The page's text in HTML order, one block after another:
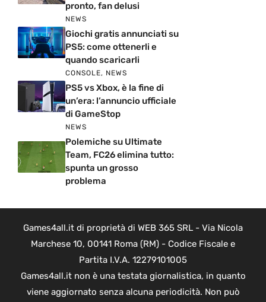
pronto, fan delusi
NEWS
Giochi gratis annunciati su
PS5: come ottenerli e
quando scaricarli
CONSOLE, NEWS
PS5 vs Xbox, è la fine di
un’era: l’annuncio ufficiale
di GameStop
NEWS
Polemiche su Ultimate
Team, FC26 elimina tutto:
spunta un grosso
problema
Games4all.it di proprietà di WEB 365 SRL - Via Nicola
Marchese 10, 00141 Roma (RM) - Codice Fiscale e
Partita I.V.A. 12279101005
Games4all.it non è una testata giornalistica, in quanto
viene aggiornato senza alcuna periodicità. Non può